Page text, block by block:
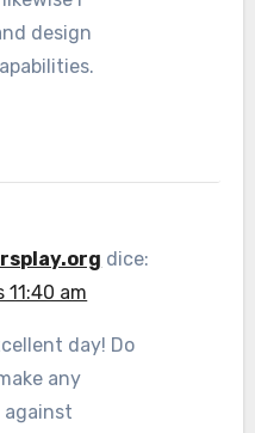
design
dice:
11:40 am
day! Do
any